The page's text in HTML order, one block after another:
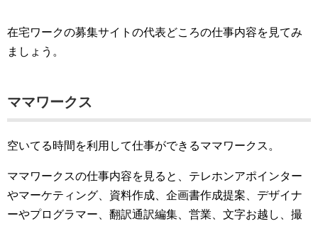
在宅ワークの募集サイトの代表どころの仕事内容を見てみ
ましょう。
ママワークス
空いてる時間を利用して仕事ができるママワークス。
ママワークスの仕事内容を見ると、テレホンアポインター
やマーケティング、資料作成、企画書作成提案、デザイナ
ーやプログラマー、翻訳通訳編集、営業、文字お越し、撮